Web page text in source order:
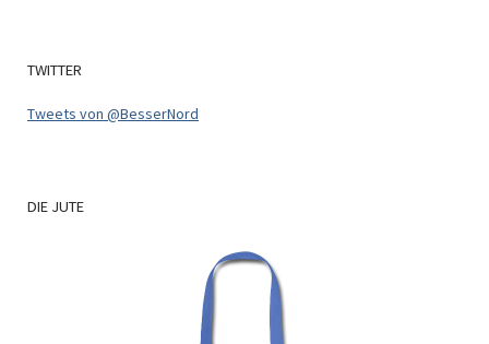
TWITTER
Tweets von @BesserNord
DIE JUTE